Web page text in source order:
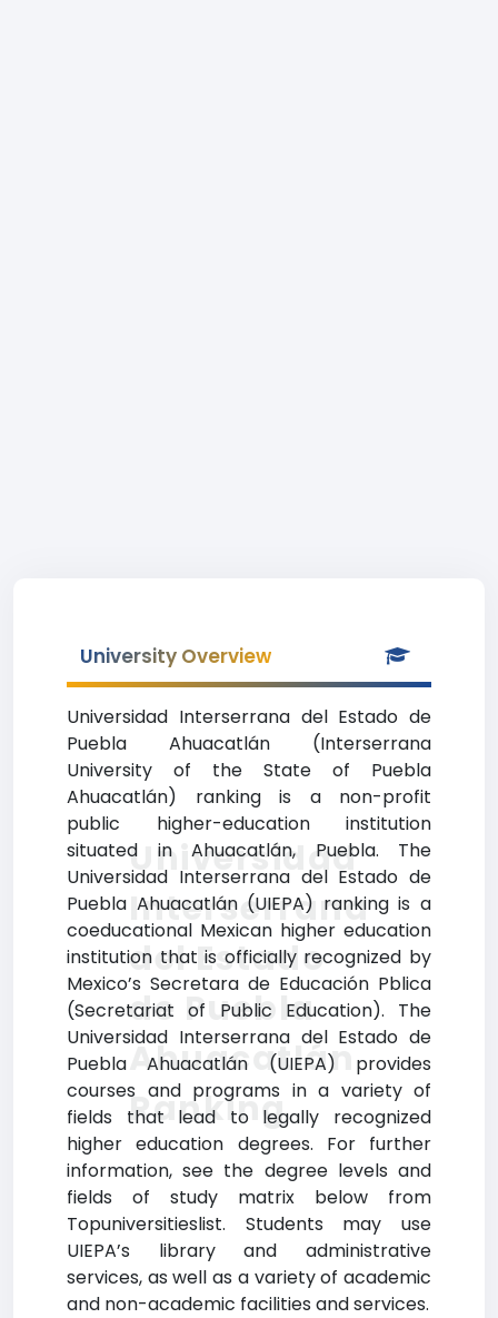
University Overview
Universidad Interserrana del Estado de
Puebla Ahuacatlán (Interserrana
University of the State of Puebla
Ahuacatlán) ranking is a non-profit
public higher-education institution
situated in Ahuacatlán, Puebla. The
Universidad Interserrana del Estado de
Puebla Ahuacatlán (UIEPA) ranking is a
coeducational Mexican higher education
institution that is officially recognized by
Mexico’s Secretara de Educación Pblica
(Secretariat of Public Education). The
Universidad Interserrana del Estado de
Puebla Ahuacatlán (UIEPA) provides
courses and programs in a variety of
fields that lead to legally recognized
higher education degrees. For further
information, see the degree levels and
fields of study matrix below from
Topuniversitieslist. Students may use
UIEPA’s library and administrative
services, as well as a variety of academic
and non-academic facilities and services.
Universidad
Interserrana
del Estado
de Puebla
Ahuacatlán
Ranking